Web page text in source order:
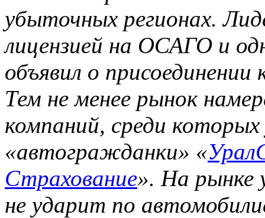
убыточных регионах.
лицензией на ОСАГО и
объявил о
Тем не менее рынок
компаний, среди
«автогражданки» «
Страхование». На рынке
не ударит по